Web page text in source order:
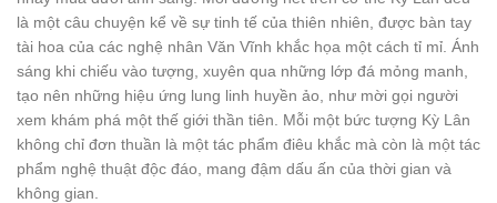
là một câu chuyện kể về sự tinh tế của thiên nhiên, được bàn tay
tài hoa của các nghệ nhân Văn Vĩnh khắc họa một cách tỉ mỉ. Ánh
sáng khi chiếu vào tượng, xuyên qua những lớp đá mỏng manh,
tạo nên những hiệu ứng lung linh huyền ảo, như mời gọi người
xem khám phá một thế giới thần tiên. Mỗi một bức tượng Kỳ Lân
không chỉ đơn thuần là một tác phẩm điêu khắc mà còn là một tác
phẩm nghệ thuật độc đáo, mang đậm dấu ấn của thời gian và
không gian.